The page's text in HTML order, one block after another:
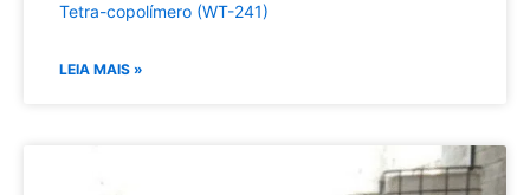
Tetra-copolímero (WT-241)
LEIA MAIS »